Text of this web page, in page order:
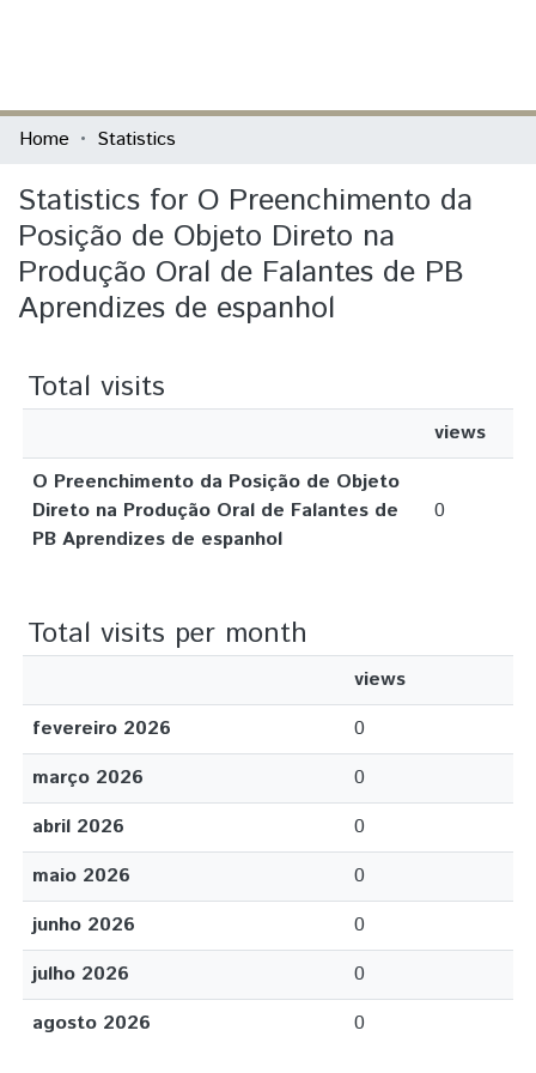
Communities & Collections
All of DSpace
Home Statistics
Statistics for O Preenchimento da
Posição de Objeto Direto na
Produção Oral de Falantes de PB
Aprendizes de espanhol
Total visits
views
O Preenchimento da Posição de Objeto
Direto na Produção Oral de Falantes de
PB Aprendizes de espanhol
0
Total visits per month
views
fevereiro 2026
0
março 2026
0
abril 2026
0
maio 2026
0
junho 2026
0
julho 2026
0
agosto 2026
0